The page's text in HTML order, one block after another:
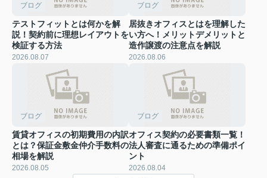
ブログ
テストフィットとは何かを解
説！契約前に理想レイアウトを
検証する方法
2026.08.07
ブログ
居抜きオフィスとはを理解した
い方へ！メリットデメリットと
造作譲渡の注意点を解説
2026.08.06
ブログ
賃貸オフィスの初期費用の内訳
とは？保証金敷金仲介手数料の
相場を解説
2026.08.05
ブログ
オフィス契約の必要書類一覧！
法人審査に通るための準備ポイ
ント
2026.08.04